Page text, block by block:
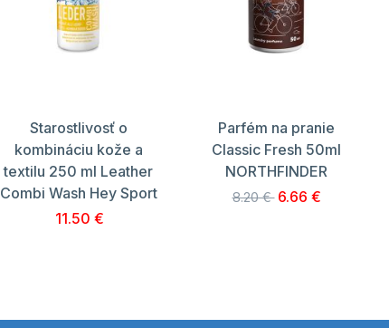
Starostlivosť o
kombináciu kože a
textilu 250 ml Leather
Combi Wash Hey Sport
11.50 €
Parfém na pranie
Classic Fresh 50ml
NORTHFINDER
8.20 € 6.66 €